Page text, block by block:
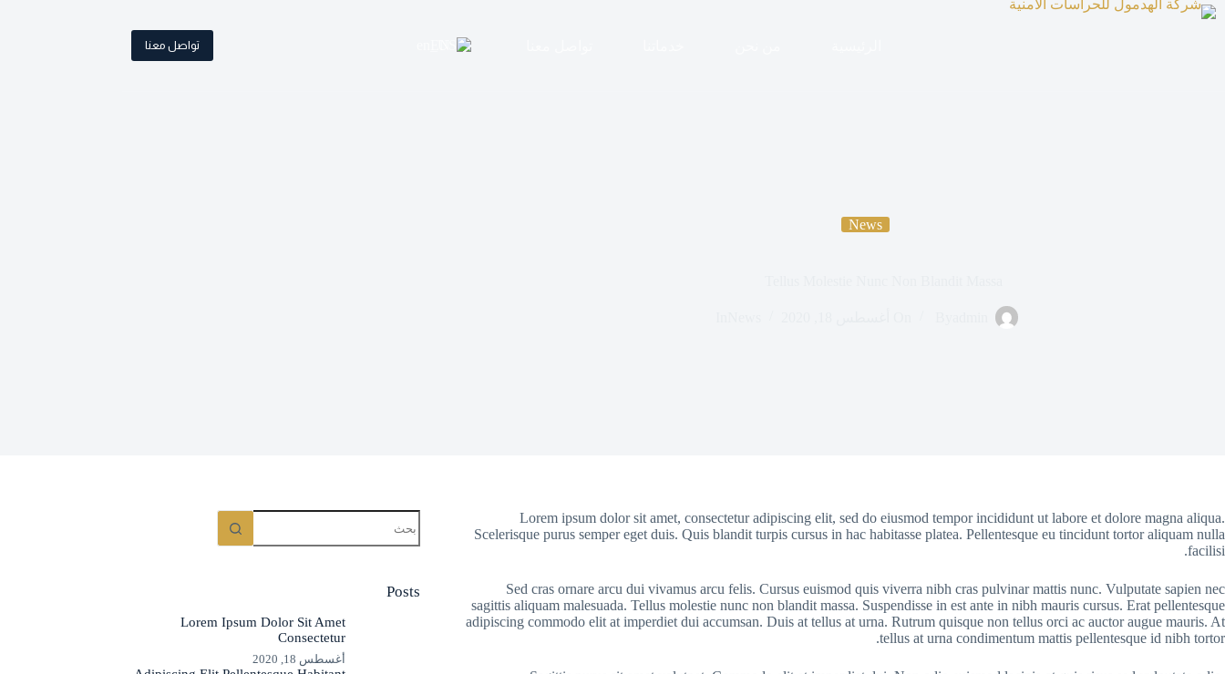
تواصل معنا
News
Lorem ipsum dolor sit amet, consectetur adipiscing elit, sed do eiusmod tempor incididunt ut labore et dolore magna aliqua.
Scelerisque purus semper eget duis. Quis blandit turpis cursus in hac habitasse platea. Pellentesque eu tincidunt tortor aliquam nulla
facilisi.
Sed cras ornare arcu dui vivamus arcu felis. Cursus euismod quis viverra nibh cras pulvinar mattis nunc. Vulputate sapien nec
sagittis aliquam malesuada. Tellus molestie nunc non blandit massa. Suspendisse in est ante in nibh mauris cursus. Erat pellentesque
adipiscing commodo elit at imperdiet dui accumsan. Duis at tellus at urna. Rutrum quisque non tellus orci ac auctor augue mauris. At
tellus at urna condimentum mattis pellentesque id nibh tortor.
Posts
Lorem Ipsum Dolor Sit Amet
Consectetur
أغسطس 18, 2020